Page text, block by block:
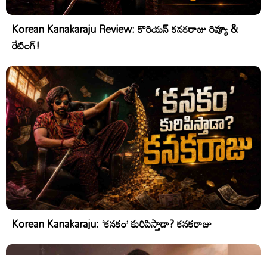
Korean Kanakaraju Review: కొరియన్ కనకరాజు రివ్యూ &
రేటింగ్!
Korean Kanakaraju: ‘కనకం’ కురిపిస్తాడా? కనకరాజు